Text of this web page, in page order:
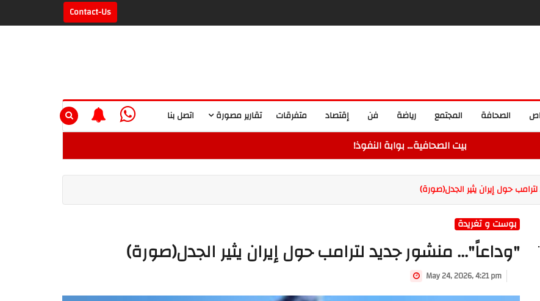
Contact-Us
اتصل بنا تقارير مصورة متفرقات إقتصاد فن رياضة المجتمع الصحافة
بيت الصحافية… بوابة النفوذ!
حول إيران يثير الجدل(صورة)
بوست و تغريدة
"وداعاً"... منشور جديد لترامب حول إيران يثير الجدل(صورة)
May 24, 2026, 4:21 pm